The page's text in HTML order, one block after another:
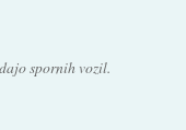
spornih vozil.